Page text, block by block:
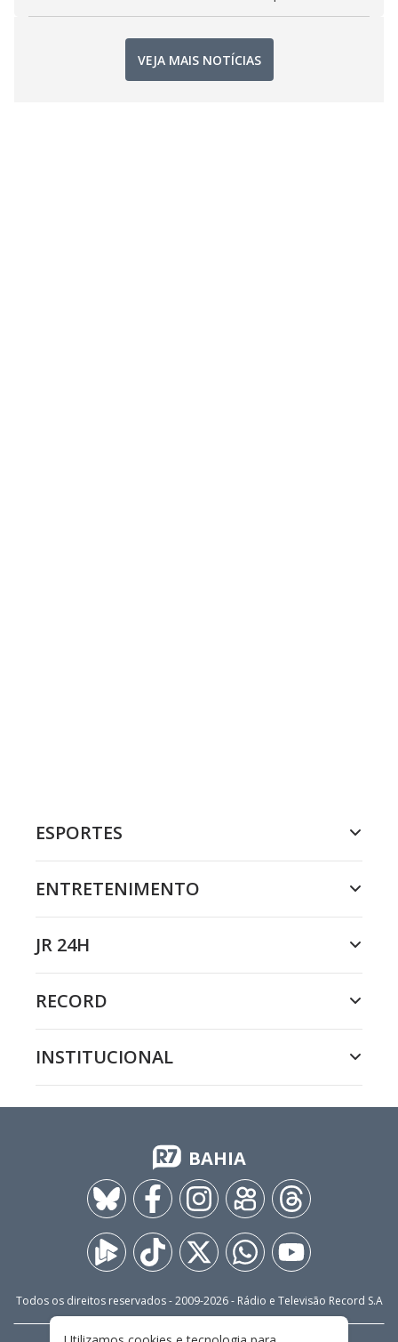
VEJA MAIS NOTÍCIAS
ESPORTES
ENTRETENIMENTO
JR 24H
RECORD
INSTITUCIONAL
BAHIA
Todos os direitos reservados - 2009-2026- Rádio e Televisão Record S.A